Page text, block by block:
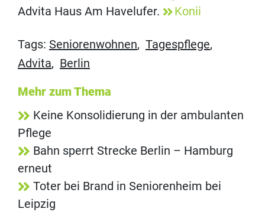
Advita Haus Am Havelufer.
Konii
Tags: Seniorenwohnen, Tagespflege,
Advita, Berlin
Mehr zum Thema
Keine Konsolidierung in der ambulanten
Pflege
Bahn sperrt Strecke Berlin – Hamburg
erneut
Toter bei Brand in Seniorenheim bei
Leipzig